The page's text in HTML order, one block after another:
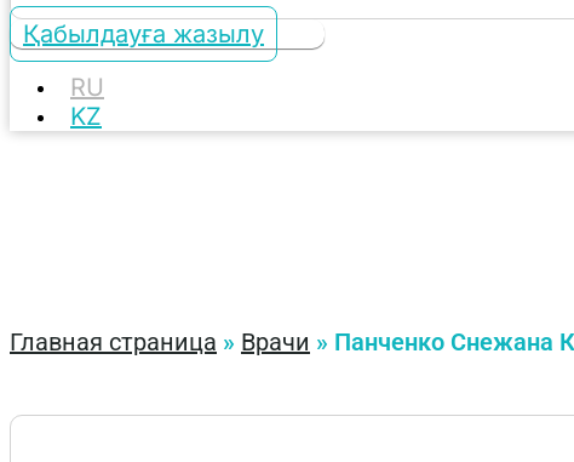
Қабылдауға жазылу
RU
KZ
Главная страница » Врачи » Панченко Снежана